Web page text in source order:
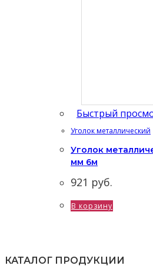
Быстрый
Уголок металлический
Уголок
мм 6м
921 руб.
В корзину
КАТАЛОГ ПРОДУКЦИИ